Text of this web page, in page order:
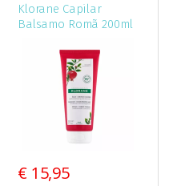
Klorane Capilar
Balsamo Romã 200ml
€ 15,95